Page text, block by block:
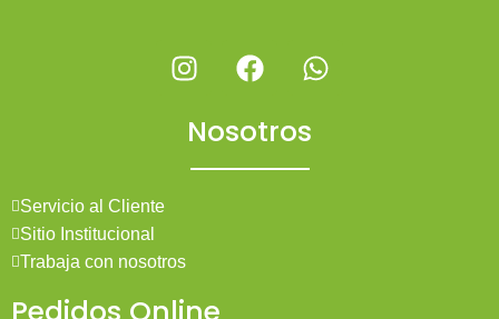
Nosotros
Servicio al Cliente
Sitio Institucional
Trabaja con nosotros